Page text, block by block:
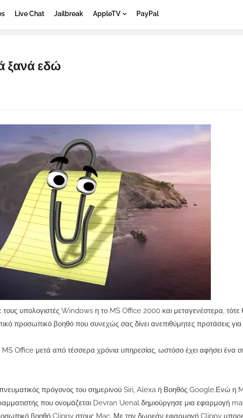
Live Chat Jailbreak AppleTV PayPal
ξανά εδώ
τους υπολογιστές Windows η το MS Office 2000 και μεταγενέστερα, τότε
προσωπικό βοηθό που συνεχώς σας δίνει ανεπιθύμητες προτάσεις για
Office μετά από τέσσερα χρόνια υπηρεσίας, ωστόσο έχει αφήσει ένα
πρόγονος του σημερινού Siri, Alexa ή Βοηθός Google.Ενώ η
που ονομάζεται Devran Uenal δημιούργησε μια εφαρμογή
βοηθό Clippy στους Mac. Με την δωρεάν εφαρμογή Clippy